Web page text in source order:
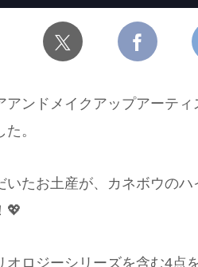
アンドメイクアップアーティ
。
いたお土産が、カネボウのハ
💖
オロジーシリーズを含む4点